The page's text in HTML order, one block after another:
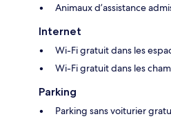
Animaux d’assistance
Internet
Wi-Fi gratuit dans les
Wi-Fi gratuit dans les
Parking
Parking sans voiturier